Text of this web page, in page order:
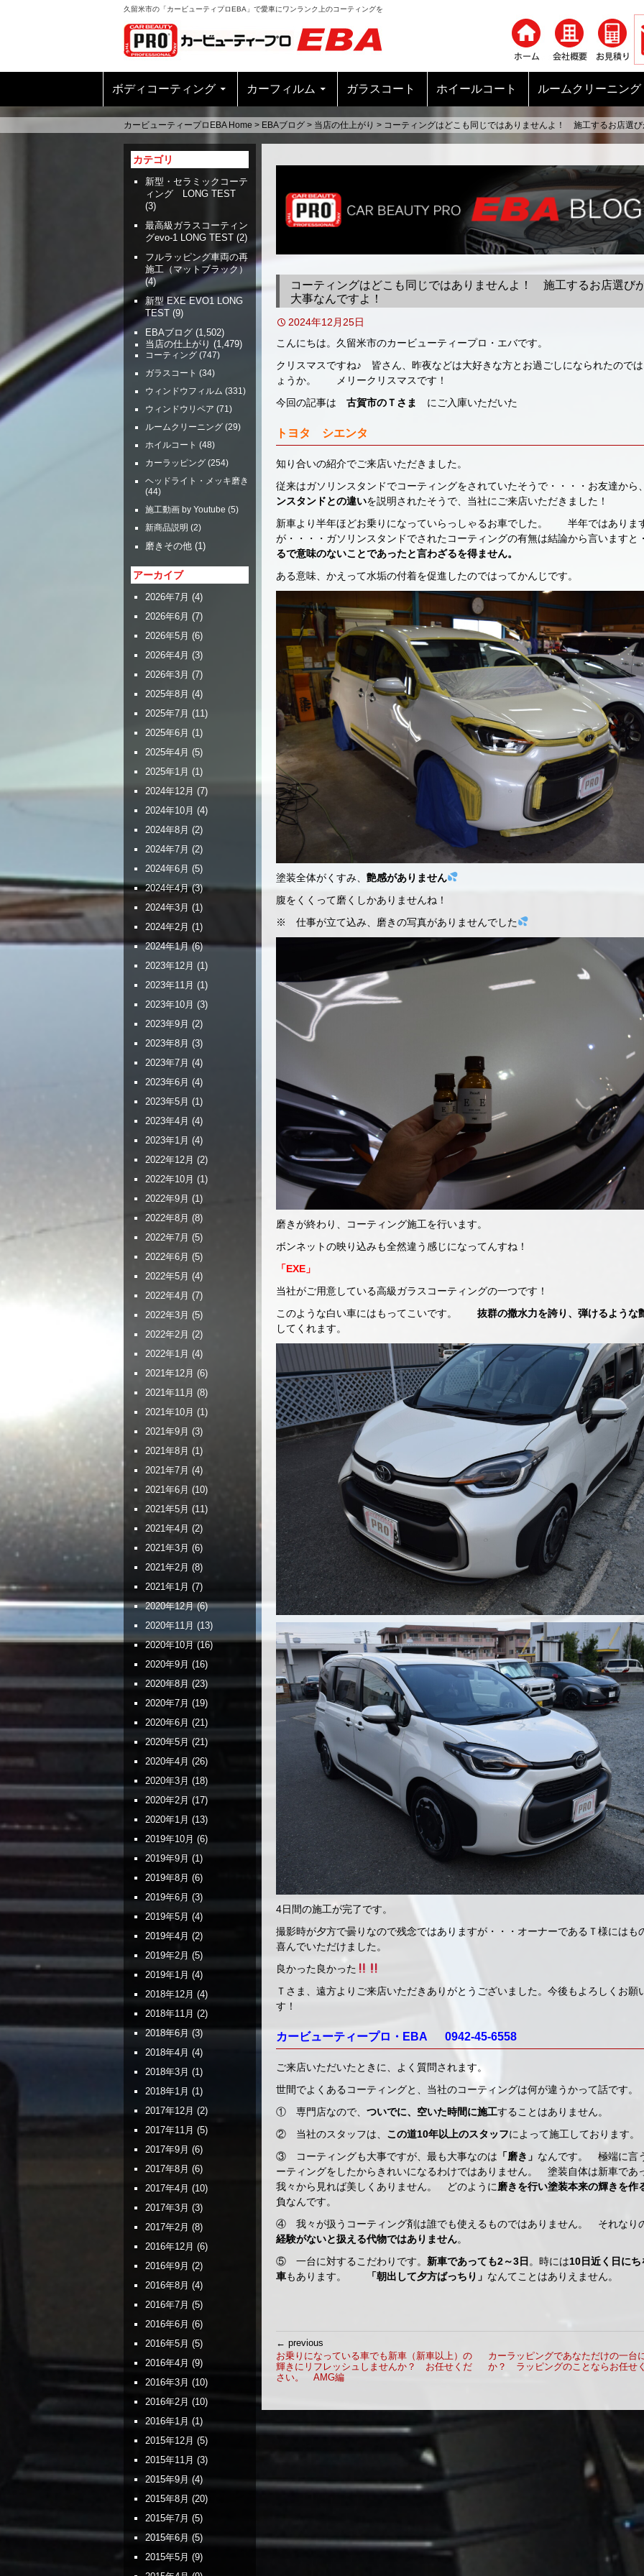
久留米市の「カービューティプロEBA」で愛車にワンランク上のコーティングを
ボディコーティング カーフィルム ガラスコート ホイールコート ルームクリーニング
カービューティープロEBA Home > EBAブログ > 当店の仕上がり > コーティングはどこも同じではありませんよ！ 施工するお店選
コーティングはどこも同じではありませんよ！ 施工するお店選び
大事なんですよ！
2024年12月25日
こんにちは。久留米市のカービューティープロ・エバです。
クリスマスですね♪ 皆さん、昨夜などは大好きな方とお過ごしになられたので
ょうか。 メリークリスマスです！
今回の記事は 古賀市のＴさま にご入庫いただいた
トヨタ シエンタ
知り合いの紹介でご来店いただきました。
従来はガソリンスタンドでコーティングをされていたそうで・・・・お友達から
ンスタンドとの違いを説明されたそうで、当社にご来店いただきました！
新車より半年ほどお乗りになっていらっしゃるお車でした。 半年ではありま
が・・・・ガソリンスタンドでされたコーティングの有無は結論から言いますと
るで意味のないことであったと言わざるを得ません。
ある意味、かえって水垢の付着を促進したのではってかんじです。
塗装全体がくすみ、 艶感がありません
腹をくくって磨くしかありませんね！
※ 仕事が立て込み、磨きの写真がありませんでした
磨きが終わり、コーティング施工を行います。
ボンネットの映り込みも全然違う感じになってんすね！
「EXE」
当社がご用意している高級ガラスコーティングの一つです！
このような白い車にはもってこいです。 抜群の撒水力を誇り、弾けるような
してくれます。
4日間の施工が完了です。
撮影時が夕方で曇りなので残念ではありますが・・・オーナーであるＴ様にはも
喜んでいただけました。
良かった良かった
Ｔさま、遠方よりご来店いただきありがとうございました。今後もよろしくお願
す！
カービューティープロ・EBA 0942-45-6558
ご来店いただいたときに、よく質問されます。
世間でよくあるコーティングと、当社のコーティングは何が違うかって話です。
① 専門店なので、 ついでに、空いた時間に施工することはありません。
② 当社のスタッフは、 この道10年以上のスタッフによって施工しております。
③ コーティングも大事ですが、最も大事なのは 「磨き」 なんです。 極端に言
ーティングをしたからきれいになるわけではありません。 塗装自体は新車であ
我々から見れば美しくありません。 どのように磨きを行い塗装本来の輝きを作
負なんです。
④ 我々が扱うコーティング剤は誰でも使えるものではありません。 それなり
経験がないと扱える代物ではありません。
⑤ 一台に対するこだわりです。 新車であっても2～3日 。時には10日近く日にち
車もあります。 「朝出して夕方ばっちり」 なんてことはありえません。
稿
ナ
ビ
ー
シ
← previous
お乗りになっている車でも新車（新車以上）の
輝きにリフレッシュしませんか？ お任せくだ
さい。 AMG編
カーラッピングであなただけの一台
か？ ラッピングのことならお任せ
カテゴリ
新型・セラミックコーテ
ィング LONG TEST
(3)
最高級ガラスコーティン
グevo-1 LONG TEST (2)
フルラッピング車両の再
施工（マットブラック）
(4)
新型 EXE EVO1 LONG
TEST (9)
EBAブログ (1,502)
当店の仕上がり (1,479)
コーティング (747)
ガラスコート (34)
ウィンドウフィルム (331)
ウィンドウリペア (71)
ルームクリーニング (29)
ホイルコート (48)
カーラッピング (254)
ヘッドライト・メッキ磨き
(44)
施工動画 by Youtube (5)
新商品説明 (2)
磨きその他 (1)
アーカイブ
2026年7月 (4)
2026年6月 (7)
2026年5月 (6)
2026年4月 (3)
2026年3月 (7)
2025年8月 (4)
2025年7月 (11)
2025年6月 (1)
2025年4月 (5)
2025年1月 (1)
2024年12月 (7)
2024年10月 (4)
2024年8月 (2)
2024年7月 (2)
2024年6月 (5)
2024年4月(3)
2024年3月 (1)
2024年2月 (1)
2024年1月(6)
2023年12月 (1)
2023年11月 (1)
2023年10月 (3)
2023年9月 (2)
2023年8月 (3)
2023年7月 (4)
2023年6月 (4)
2023年5月 (1)
2023年4月 (4)
2023年1月 (4)
2022年12月 (2)
2022年10月 (1)
2022年9月 (1)
2022年8月 (8)
2022年7月 (5)
2022年6月 (5)
2022年5月 (4)
2022年4月 (7)
2022年3月 (5)
2022年2月 (2)
2022年1月 (4)
2021年12月 (6)
2021年11月 (8)
2021年10月 (1)
2021年9月 (3)
2021年8月 (1)
2021年7月 (4)
2021年6月 (10)
2021年5月 (11)
2021年4月 (2)
2021年3月 (6)
2021年2月 (8)
2021年1月 (7)
2020年12月(6)
2020年11月 (13)
2020年10月(16)
2020年9月 (16)
2020年8月 (23)
2020年7月 (19)
2020年6月 (21)
2020年5月(21)
2020年4月 (26)
2020年3月 (18)
2020年2月 (17)
2020年1月 (13)
2019年10月 (6)
2019年9月 (1)
2019年8月 (6)
2019年6月 (3)
2019年5月 (4)
2019年4月 (2)
2019年2月 (5)
2019年1月 (4)
2018年12月 (4)
2018年11月 (2)
2018年6月 (3)
2018年4月 (4)
2018年3月 (1)
2018年1月 (1)
2017年12月 (2)
2017年11月 (5)
2017年9月 (6)
2017年8月 (6)
2017年4月 (10)
2017年3月 (3)
2017年2月 (8)
2016年12月 (6)
2016年9月 (2)
2016年8月 (4)
2016年7月 (5)
2016年6月 (6)
2016年5月 (5)
2016年4月 (9)
2016年3月 (10)
2016年2月 (10)
2016年1月 (1)
2015年12月 (5)
2015年11月 (3)
2015年9月 (4)
2015年8月 (20)
2015年7月 (5)
2015年6月 (5)
2015年5月 (9)